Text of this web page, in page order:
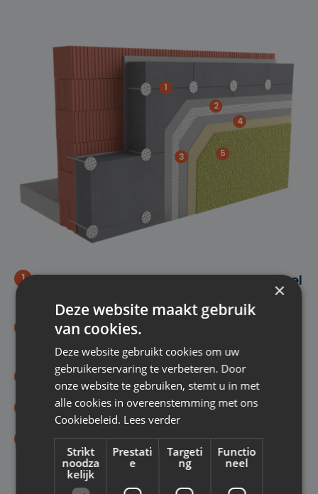
1
2
3
4
5
1
Plaatsing gevelisolatie met kleefmortel
Plaatsen van profielen en
wapeningslaag
Vlak bepleisteren van de gevel
Voorstrijk aanbrengen
Afwerken met crepi / spuitkurk /
steenstrips
×
Deze website maakt gebruik
van cookies.
Deze website gebruikt cookies om uw
gebruikerservaring te verbeteren. Door
onze website te gebruiken, stemt u in met
alle cookies in overeenstemming met ons
Cookiebeleid. Lees verder
Strikt
noodza
kelijk
Prestati
e
Targeti
ng
Functio
neel